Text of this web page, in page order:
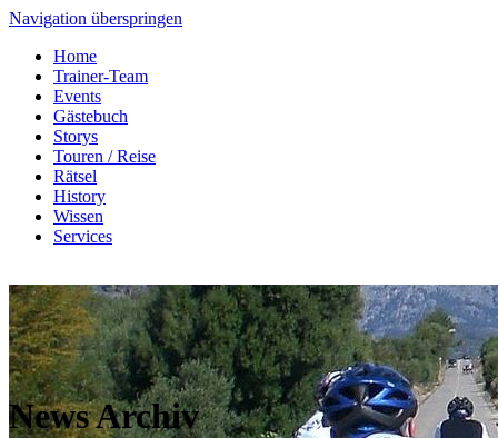
Navigation überspringen
Home
Trainer-Team
Events
Gästebuch
Storys
Touren / Reise
Rätsel
History
Wissen
Services
News Archiv